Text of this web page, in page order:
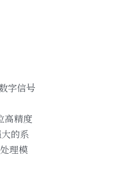
字信号
高精度
的系
理模